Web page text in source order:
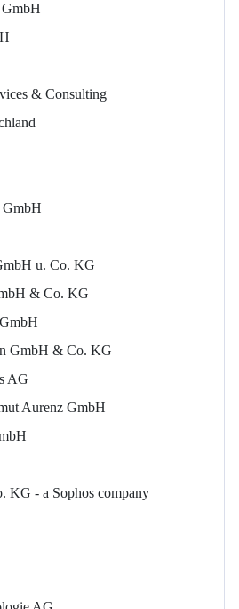
GmbH
& Consulting
GmbH
u. Co. KG
& Co. KG
GmbH & Co. KG
AG
Au­renz GmbH
KG - a Sophos company